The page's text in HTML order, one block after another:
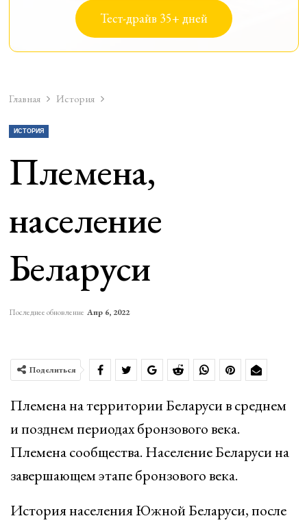
Тест-драйв 35+ дней
Главная История
ИСТОРИЯ
Племена,
население
Беларуси
Последнее обновление Апр 6, 2022
Поделиться
Племена на территории Беларуси в среднем
и позднем периодах бронзового века.
Племена сообщества. Население Беларуси на
завершающем этапе бронзового века.
История населения Южной Беларуси, после